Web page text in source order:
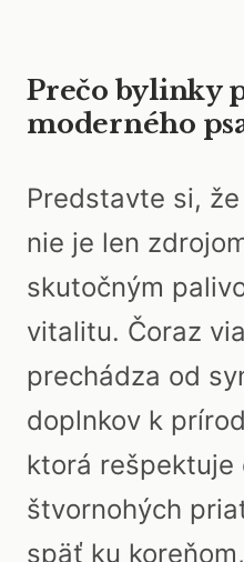
Prečo bylinky
moderného
Predstavte si,
nie je len
skutočným
vitalitu. Čoraz
prechádza od
doplnkov k
ktorá rešpektuje
štvornohých
späť ku